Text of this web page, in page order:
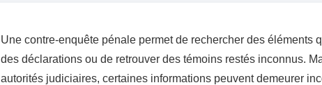
Une contre-enquête pénale permet de rechercher des éléments
des déclarations ou de retrouver des témoins restés inconnus.
autorités judiciaires, certaines informations peuvent demeurer